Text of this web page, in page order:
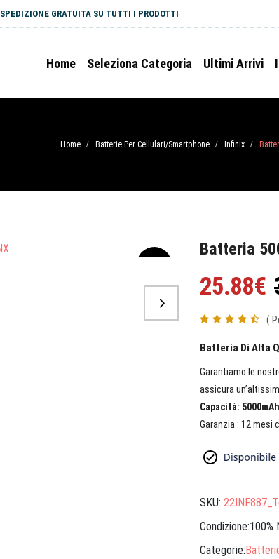
SPEDIZIONE GRATUITA SU TUTTI I PRODOTTI
Home Seleziona Categoria Ultimi Arrivi
Home / Batterie Per Cellulari/Smartphone / Infinix /
Batteria
25.88€
(
Batteria Di Alta
Garantiamo le
assicura
Capacità:
Garanzia : 12 mesi
SKU:
Condizione:100%
Categorie: